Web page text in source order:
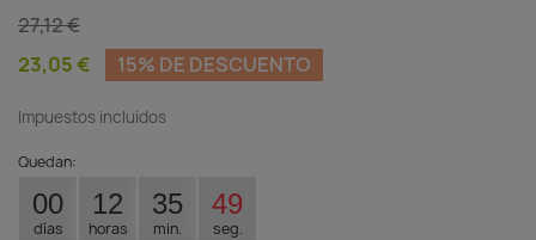
27,12 €
23,05 €
15% DE DESCUENTO
Impuestos incluidos
Quedan:
00
días
12
horas
35
min.
49
seg.